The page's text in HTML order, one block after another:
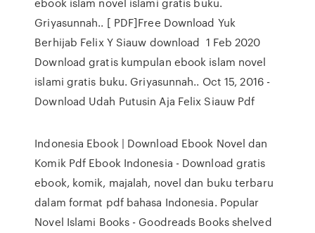
Griyasunnah.. [ PDF]Free Download Yuk
Berhijab Felix Y Siauw download 1 Feb 2020
Download gratis kumpulan ebook islam novel
islami gratis buku. Griyasunnah.. Oct 15, 2016 -
Download Udah Putusin Aja Felix Siauw Pdf
Indonesia Ebook | Download Ebook Novel dan
Komik Pdf Ebook Indonesia - Download gratis
ebook, komik, majalah, novel dan buku terbaru
dalam format pdf bahasa Indonesia. Popular
Novel Islami Books - Goodreads Books shelved